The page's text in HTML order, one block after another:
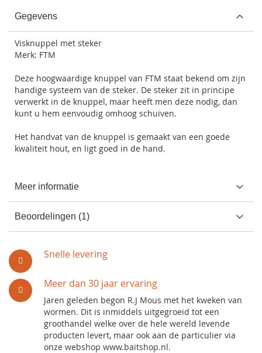
Snelle levering
Meer dan 30 jaar ervaring
Jaren geleden begon R.J Mous met het kweken van
wormen. Dit is inmiddels uitgegroeid tot een
groothandel welke over de hele wereld levende
producten levert, maar ook aan de particulier via
onze webshop www.baitshop.nl.
Gegevens
Visknuppel met steker
Merk: FTM
Deze hoogwaardige knuppel van FTM staat bekend om zijn
handige systeem van de steker. De steker zit in principe
verwerkt in de knuppel, maar heeft men deze nodig, dan
kunt u hem eenvoudig omhoog schuiven.
Het handvat van de knuppel is gemaakt van een goede
kwaliteit hout, en ligt goed in de hand.
Meer informatie
Beoordelingen 1